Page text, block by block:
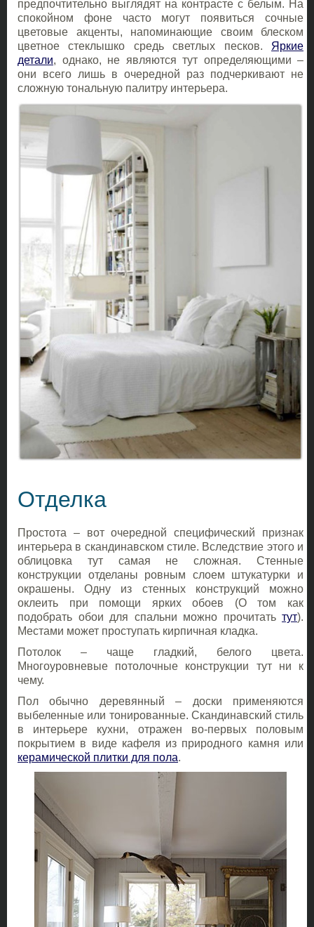
предпочтительно выглядят на контрасте с белым. На
спокойном фоне часто могут появиться сочные
цветовые акценты, напоминающие своим блеском
цветное стеклышко средь светлых песков. Яркие
детали, однако, не являются тут определяющими –
они всего лишь в очередной раз подчеркивают не
сложную тональную палитру интерьера.
Отделка
Простота – вот очередной специфический признак
интерьера в скандинавском стиле. Вследствие этого и
облицовка тут самая не сложная. Стенные
конструкции отделаны ровным слоем штукатурки и
окрашены. Одну из стенных конструкций можно
оклеить при помощи ярких обоев (О том как
подобрать обои для спальни можно прочитать тут).
Местами может проступать кирпичная кладка.
Потолок – чаще гладкий, белого цвета.
Многоуровневые потолочные конструкции тут ни к
чему.
Пол обычно деревянный – доски применяются
выбеленные или тонированные. Скандинавский стиль
в интерьере кухни, отражен во-первых половым
покрытием в виде кафеля из природного камня или
керамической плитки для пола.